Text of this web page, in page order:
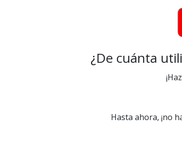
¿De cuánta
Hasta ahora, ¡no